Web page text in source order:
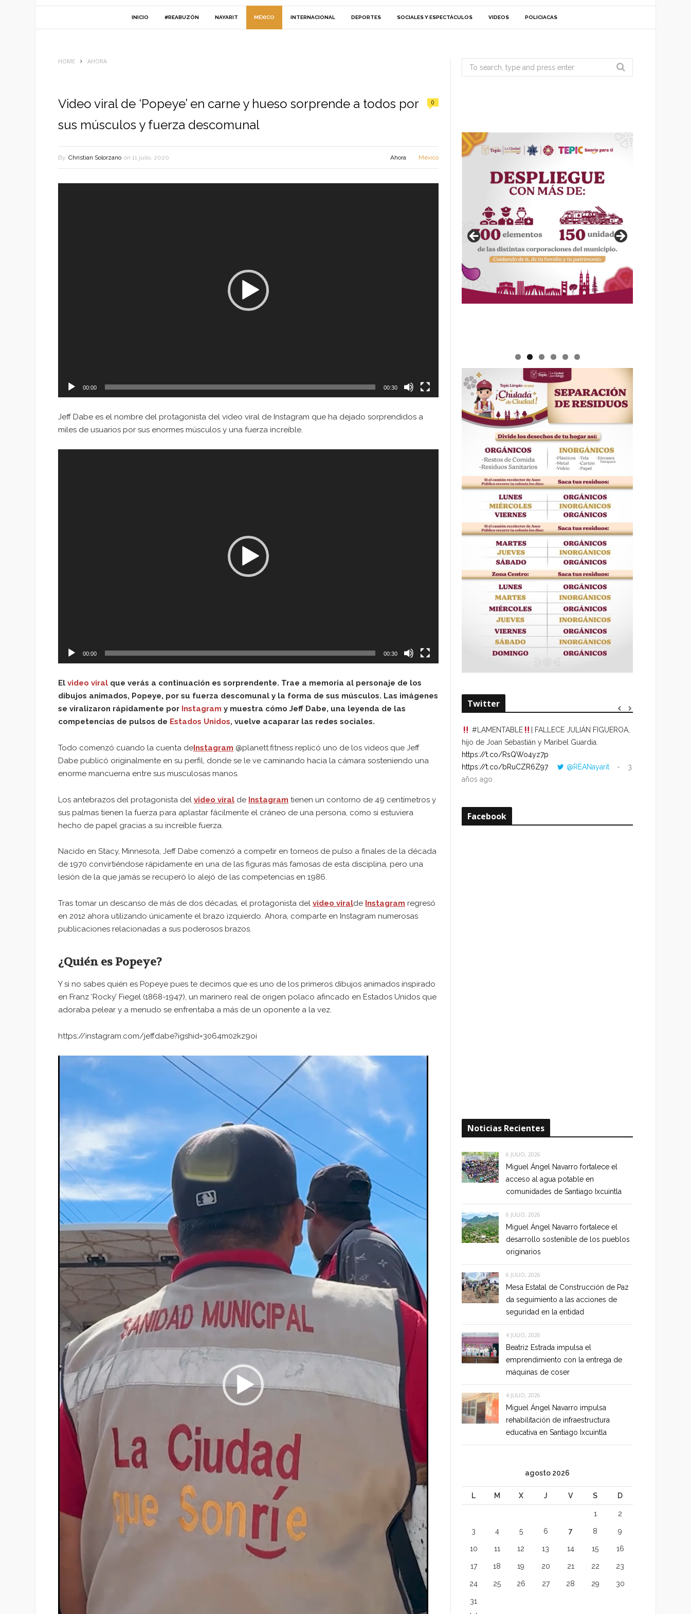
INICIO #REABUZÓN NAYARIT MÉXICO INTERNACIONAL DEPORTES SOCIALES Y ESPECTÁCULOS VIDEOS POLICIACAS
HOME AHORA
Video viral de ‘Popeye’ en carne y hueso sorprende a todos por
sus músculos y fuerza descomunal
0
By Christian Solorzano on 11 julio, 2020 Ahora México
00:00 00:30
Jeff Dabe es el nombre del protagonista del video viral de Instagram que ha dejado sorprendidos a
miles de usuarios por sus enormes músculos y una fuerza increíble.
00:00 00:30
El video viral que verás a continuación es sorprendente. Trae a memoria al personaje de los
dibujos animados, Popeye, por su fuerza descomunal y la forma de sus músculos. Las imágenes
se viralizaron rápidamente por Instagram y muestra cómo Jeff Dabe, una leyenda de las
competencias de pulsos de Estados Unidos, vuelve acaparar las redes sociales.
Todo comenzó cuando la cuenta deInstagram @planett.fitness replicó uno de los videos que Jeff
Dabe publicó originalmente en su perfil, donde se le ve caminando hacia la cámara sosteniendo una
enorme mancuerna entre sus musculosas manos.
Los antebrazos del protagonista del video viral de Instagram tienen un contorno de 49 centímetros y
sus palmas tienen la fuerza para aplastar fácilmente el cráneo de una persona, como si estuviera
hecho de papel gracias a su increíble fuerza.
Nacido en Stacy, Minnesota, Jeff Dabe comenzó a competir en torneos de pulso a finales de la década
de 1970 convirtiéndose rápidamente en una de las figuras más famosas de esta disciplina, pero una
lesión de la que jamás se recuperó lo alejó de las competencias en 1986.
Tras tomar un descanso de más de dos décadas, el protagonista del video viralde Instagram regresó
en 2012 ahora utilizando únicamente el brazo izquierdo. Ahora, comparte en Instagram numerosas
publicaciones relacionadas a sus poderosos brazos.
¿Quién es Popeye?
Y si no sabes quién es Popeye pues te decimos que es uno de los primeros dibujos animados inspirado
en Franz ‘Rocky’ Fiegel (1868-1947), un marinero real de origen polaco afincado en Estados Unidos que
adoraba pelear y a menudo se enfrentaba a más de un oponente a la vez.
https://instagram.com/jeffdabe?igshid=3064m02kz9oi
Reproductor
Search
for:
Twitter
#LAMENTABLE
| FALLECE JULIÁN FIGUEROA,
hijo de Joan Sebastián y Maribel Guardia.
https://t.co/RsQWo4yz7p
https://t.co/bRuCZR6Z97
@REANayarit
3
años ago
Facebook
Noticias Recientes
6 JULIO, 2026
Miguel Ángel Navarro fortalece el
acceso al agua potable en
comunidades de Santiago Ixcuintla
6 JULIO, 2026
Miguel Ángel Navarro fortalece el
desarrollo sostenible de los pueblos
originarios
6 JULIO, 2026
Mesa Estatal de Construcción de Paz
da seguimiento a las acciones de
seguridad en la entidad
4 JULIO, 2026
Beatriz Estrada impulsa el
emprendimiento con la entrega de
máquinas de coser
4 JULIO, 2026
Miguel Ángel Navarro impulsa
rehabilitación de infraestructura
educativa en Santiago Ixcuintla
agosto 2026
L M X J V S D
1 2
3 4 5 6 7 8 9
10 11 12 13 14 15 16
17 18 19 20 21 22 23
24 25 26 27 28 29 30
31